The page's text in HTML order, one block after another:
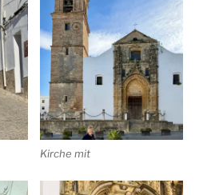
Kirche mit